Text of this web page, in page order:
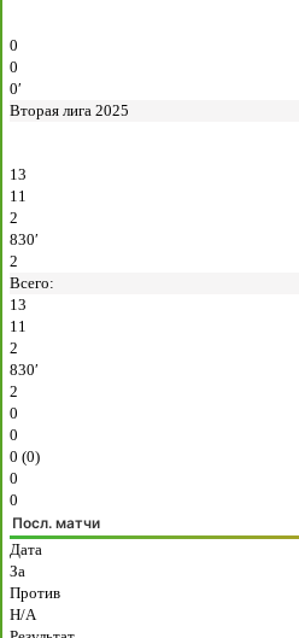
0
0
0′
Вторая лига 2025
13
11
2
830′
2
Всего:
13
11
2
830′
2
0
0
0 (0)
0
0
Посл. матчи
Дата
За
Против
H/A